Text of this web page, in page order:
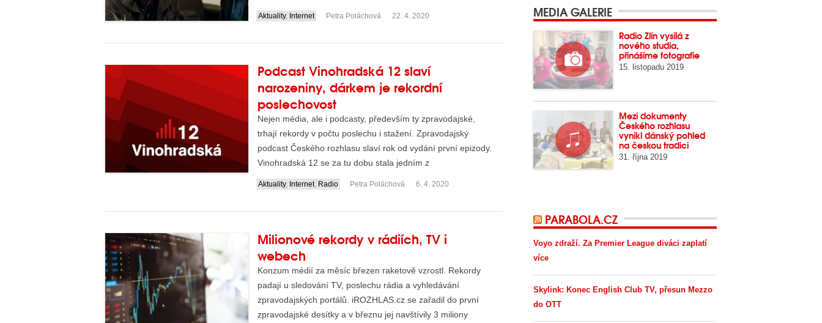
Aktuality, Internet Petra Poláchová 22. 4. 2020
Podcast Vinohradská 12 slaví
narozeniny, dárkem je rekordní
poslechovost
Nejen média, ale i podcasty, především ty zpravodajské,
trhají rekordy v počtu poslechu i stažení. Zpravodajský
podcast Českého rozhlasu slaví rok od vydání první epizody.
Vinohradská 12 se za tu dobu stala jedním z
nejúspěšnějších...
Aktuality, Internet, Radio Petra Poláchová 6. 4. 2020
Milionové rekordy v rádiích, TV i
webech
Konzum médií za měsíc březen raketově vzrostl. Rekordy
padají u sledování TV, poslechu rádia a vyhledávání
zpravodajských portálů. iROZHLAS.cz se zařadil do první
zpravodajské desítky a v březnu jej navštívily 3 miliony
MEDIA GALERIE
Radio Zlín vysílá z
nového studia,
přinášíme fotografie
15. listopadu 2019
Mezi dokumenty
Českého rozhlasu
vynikl dánský pohled
na českou tradici
31. října 2019
PARABOLA.CZ
Voyo zdraží. Za Premier League diváci zaplatí
více
Skylink: Konec English Club TV, přesun Mezzo
do OTT